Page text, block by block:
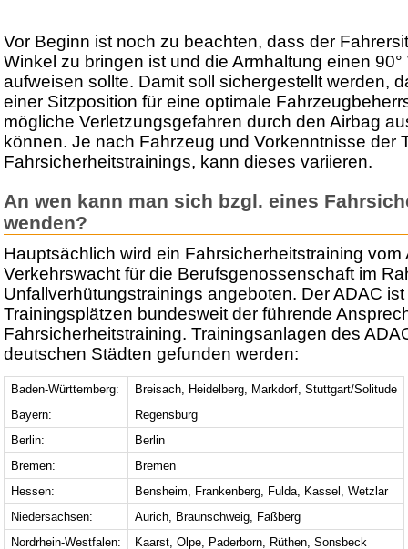
Vor Beginn ist noch zu beachten, dass der
Winkel zu bringen ist und die Armhaltung einen
aufweisen sollte. Damit soll sichergestellt werden,
einer Sitzposition für eine optimale
mögliche Verletzungsgefahren durch den Airbag
können. Je nach Fahrzeug und Vorkenntnisse der
Fahrsicherheitstrainings, kann dieses variieren.
An wen kann man sich bzgl. eines
wenden?
Hauptsächlich wird ein Fahrsicherheitstraining
Verkehrswacht für die Berufsgenossenschaft im
Unfallverhütungstrainings angeboten. Der ADAC
Trainingsplätzen bundesweit der führende
Fahrsicherheitstraining. Trainingsanlagen des
deutschen Städten gefunden werden:
Baden-Württemberg:
Breisach, Heidelberg, Markdorf, Stuttgart/Solitude
Bayern:
Regensburg
Berlin:
Berlin
Bremen:
Bremen
Hessen:
Bensheim, Frankenberg, Fulda, Kassel, Wetzlar
Niedersachsen:
Aurich, Braunschweig, Faßberg
Nordrhein-Westfalen:
Kaarst, Olpe, Paderborn, Rüthen, Sonsbeck